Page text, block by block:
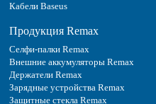
Кабели Baseus
Продукция Remax
Селфи-палки Remax
Внешние аккумуляторы Remax
Держатели Remax
Зарядные устройства Remax
Защитные стекла Remax